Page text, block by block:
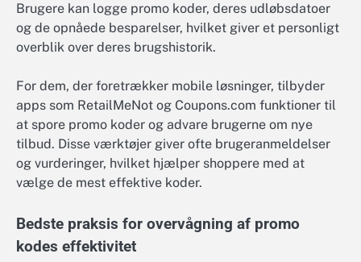
Brugere kan logge promo koder, deres udløbsdatoer
og de opnåede besparelser, hvilket giver et personligt
overblik over deres brugshistorik.
For dem, der foretrækker mobile løsninger, tilbyder
apps som RetailMeNot og Coupons.com funktioner til
at spore promo koder og advare brugerne om nye
tilbud. Disse værktøjer giver ofte brugeranmeldelser
og vurderinger, hvilket hjælper shoppere med at
vælge de mest effektive koder.
Bedste praksis for overvågning af promo
kodes effektivitet